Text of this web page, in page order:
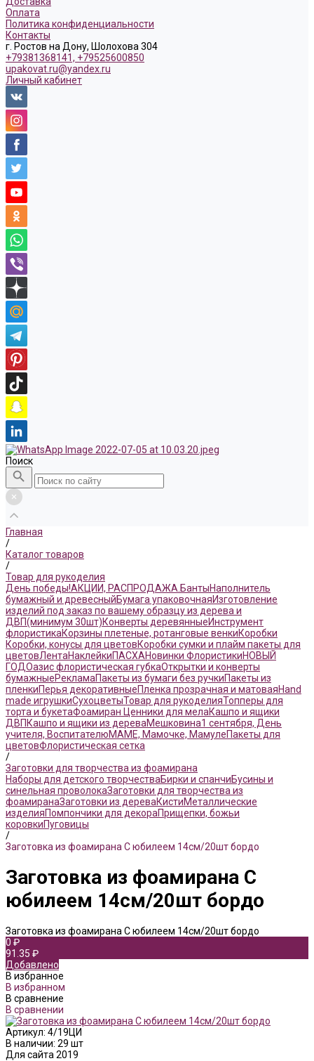
Оплата
Политика конфиденциальности
Контакты
г. Ростов на Дону, Шолохова 304
+79381368141, +79525600850
upakovat.ru@yandex.ru
Личный кабинет
Поиск
Главная
/
Каталог товаров
/
Товар для рукоделия
День победы!АКЦИИ, РАСПРОДАЖА. БантыНаполнитель
бумажный и древесныйБумага упаковочнаяИзготовление
изделий под заказ по вашему образцу из дерева и
ДВП(минимум 30шт)Конверты деревянныеИнструмент
флористикаКорзины плетеные, ротанговые венкиКоробки
Коробки, конусы для цветовКоробки сумки и плайм пакеты для
цветовЛентаНаклейкиПАСХАНовинки ФлористикиНОВЫЙ
ГОДОазис флористическая губкаОткрытки и конверты
бумажныеРекламаПакеты из бумаги без ручкиПакеты из
пленкиПерья декоративныеПленка прозрачная и матоваяHand
made игрушкиСухоцветыТовар для рукоделияТопперы для
торта и букетаФоамиран Ценники для мелаКашпо и ящики
ДВП Кашпо и ящики из дереваМешковина1 сентября, День
учителя, ВоспитателюМАМЕ, Мамочке, МамулеПакеты для
цветовФлористическая сетка
/
Заготовки для творчества из фоамирана
Наборы для детского творчестваБирки и спанчиБусины и
синельная проволокаЗаготовки для творчества из
фоамиранаЗаготовки из дереваКистиМеталлические
изделияПомпончики для декораПрищепки, божьи
коровкиПуговицы
/
Заготовка из фоамирана С юбилеем 14см/20шт бордо
Заготовка из фоамирана С
юбилеем 14см/20шт бордо
Заготовка из фоамирана С юбилеем 14см/20шт бордо
0 ₽
91.35 ₽
Добавлено
В избранное
В избранном
В сравнение
В сравнении
Артикул: 4/19ЦИ
В наличии: 29 шт
Для сайта 2019